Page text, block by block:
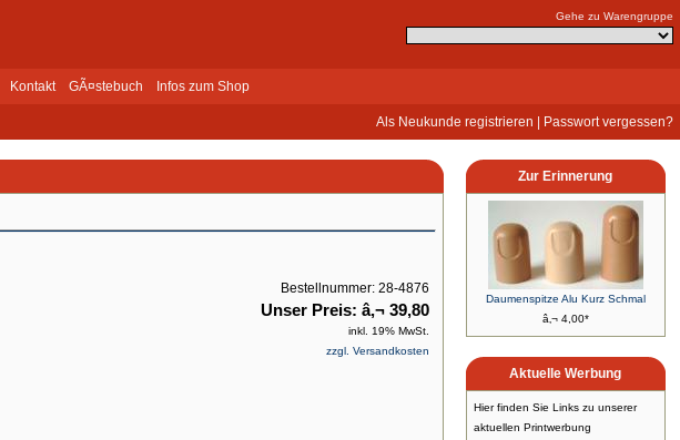
Gehe zu Warengruppe
Kontakt GÃ¤stebuch Infos zum Shop
Als Neukunde registrieren Passwort vergessen?
Bestellnummer: 28-4876
Unser Preis: â‚¬ 39,80
inkl. 19% MwSt.
zzgl. Versandkosten
Zur Erinnerung
Daumenspitze Alu Kurz Schmal
â‚¬ 4,00*
Aktuelle Werbung
Hier finden Sie Links zu unserer
aktuellen Printwerbung